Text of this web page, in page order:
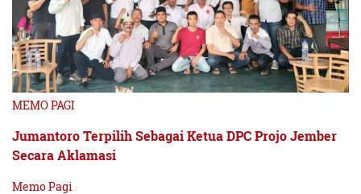
MEMO PAGI
Jumantoro Terpilih Sebagai Ketua DPC Projo Jember
Secara Aklamasi
Memo Pagi